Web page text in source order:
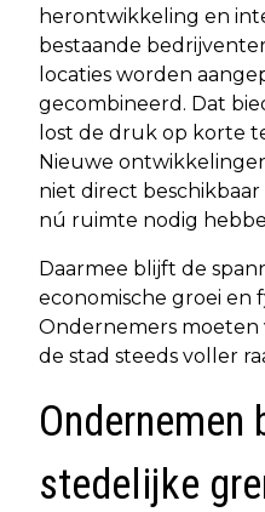
herontwikkeling en
bestaande
locaties worden
gecombineerd. Dat
lost de druk op korte
Nieuwe
niet direct
nú ruimte nodig
Daarmee blijft de
economische groei en
Ondernemers moeten
de stad steeds voller
Ondernemen
stedelijke